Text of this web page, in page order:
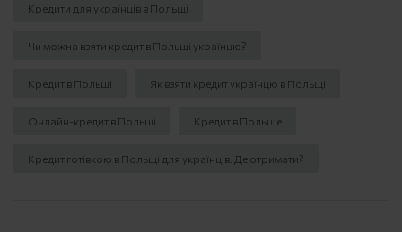
Кредити для українців в Польщі
Чи можна взяти кредит в Польщі українцю?
Кредит в Польщі Як взяти кредит українцю в Польщі
Онлайн-кредит в Польщі Кредит в Польше
Кредит готівкою в Польщі для українців. Де отримати?